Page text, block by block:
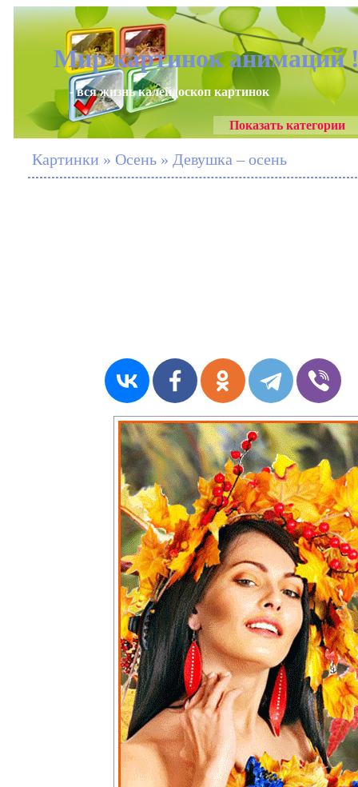
Мир картинок анимаций
- вся жизнь калейдоскоп картинок
Показать категории
Картинки » Осень » Девушка – осень